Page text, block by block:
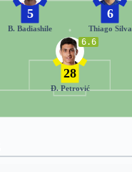
6.6
28
Đ. Petrović
5
B. Badiashile
6
Thiago Silva